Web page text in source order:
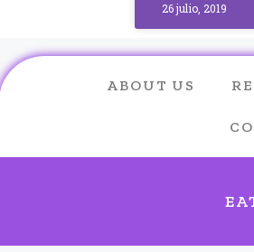
26 julio, 2019
ABOUT US